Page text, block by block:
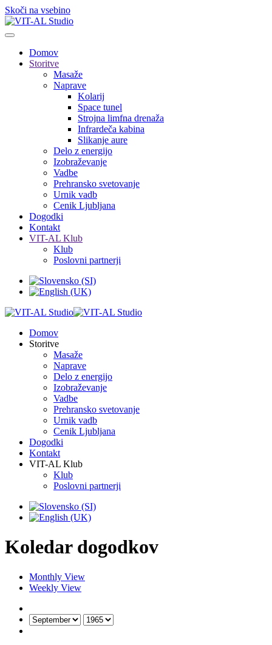
Skoči na vsebino
Domov
Storitve
Masaže
Naprave
Kolarij
Space tunel
Strojna limfna drenaža
Infrardeča kabina
Slikanje aure
Delo z energijo
Izobraževanje
Vadbe
Prehransko svetovanje
Urnik vadb
Cenik Ljubljana
Dogodki
Kontakt
VIT-AL Klub
Klub
Poslovni partnerji
Domov
Storitve
Masaže
Naprave
Delo z energijo
Izobraževanje
Vadbe
Prehransko svetovanje
Urnik vadb
Cenik Ljubljana
Dogodki
Kontakt
VIT-AL Klub
Klub
Poslovni partnerji
Koledar dogodkov
Monthly View
Weekly View